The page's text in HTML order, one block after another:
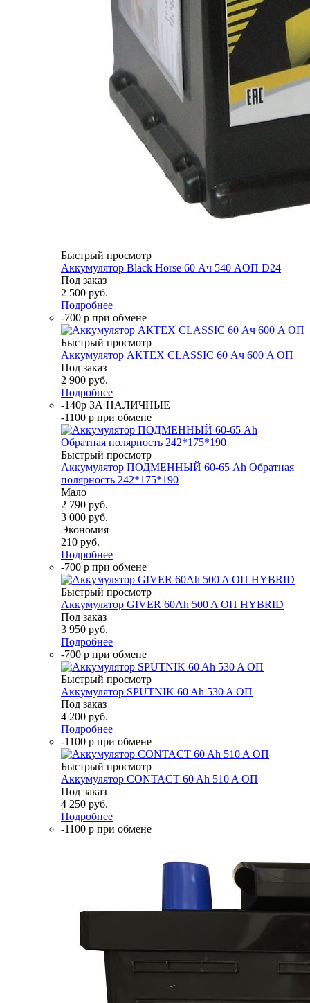
Быстрый просмотр
Аккумулятор Black Horse 60 Ач 540 AОП D24
Под заказ
2 500 руб.
Подробнее
-700 р при обмене
Быстрый просмотр
Аккумулятор АКТЕХ CLASSIC 60 Ач 600 A ОП
Под заказ
2 900 руб.
Подробнее
-140р ЗА НАЛИЧНЫЕ
-1100 р при обмене
Быстрый просмотр
Аккумулятор ПОДМЕННЫЙ 60-65 Ah Обратная
полярность 242*175*190
Мало
2 790 руб.
3 000 руб.
Экономия
210 руб.
Подробнее
-700 р при обмене
Быстрый просмотр
Аккумулятор GIVER 60Ah 500 A ОП HYBRID
Под заказ
3 950 руб.
Подробнее
-700 р при обмене
Быстрый просмотр
Аккумулятор SPUTNIK 60 Ah 530 A ОП
Под заказ
4 200 руб.
Подробнее
-1100 р при обмене
Быстрый просмотр
Аккумулятор CONTACT 60 Ah 510 A ОП
Под заказ
4 250 руб.
Подробнее
-1100 р при обмене